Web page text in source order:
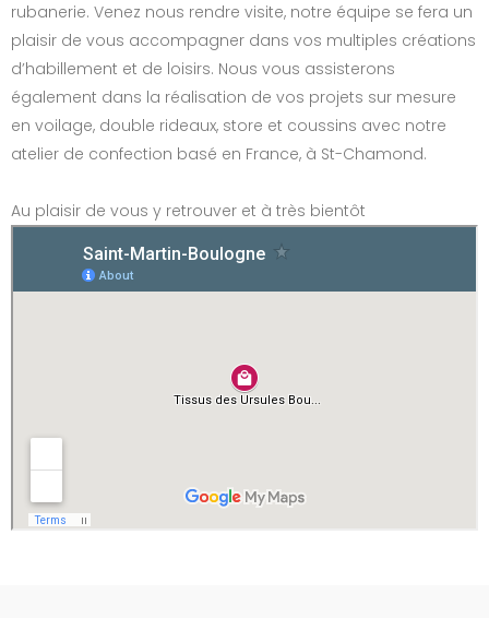
rubanerie. Venez nous rendre visite, notre équipe se fera un
plaisir de vous accompagner dans vos multiples créations
d’habillement et de loisirs. Nous vous assisterons
également dans la réalisation de vos projets sur mesure
en voilage, double rideaux, store et coussins avec notre
atelier de confection basé en France, à St-Chamond.
Au plaisir de vous y retrouver et à très bientôt